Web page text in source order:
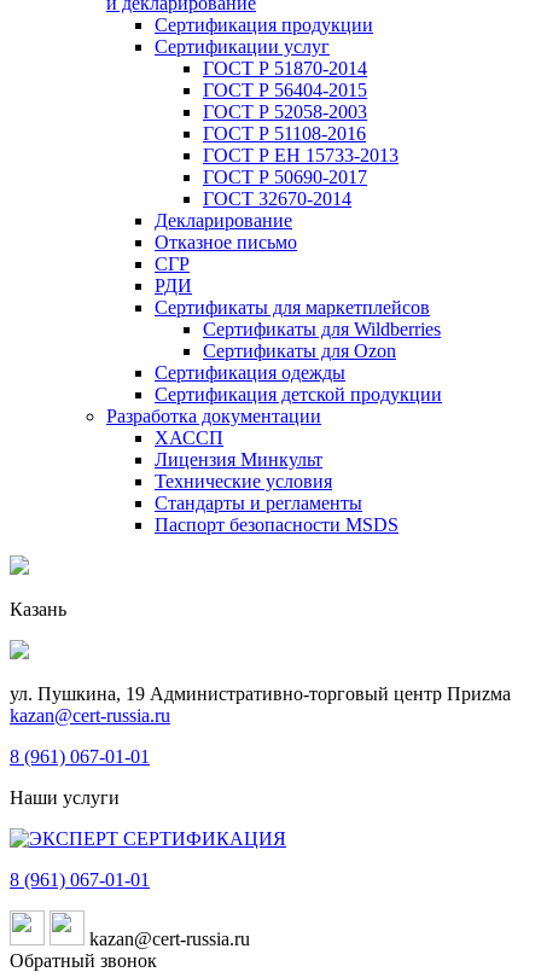
Сертификация продукции
Сертификации услуг
ГОСТ Р 51870-2014
ГОСТ Р 56404-2015
ГОСТ Р 52058-2003
ГОСТ Р 51108-2016
ГОСТ Р ЕН 15733-2013
ГОСТ Р 50690-2017
ГОСТ 32670-2014
Декларирование
Отказное письмо
СГР
РДИ
Сертификаты для маркетплейсов
Сертификаты для Wildberries
Сертификаты для Ozon
Сертификация одежды
Сертификация детской продукции
Разработка документации
ХАССП
Лицензия Минкульт
Технические условия
Стандарты и регламенты
Паспорт безопасности MSDS
Казань
ул. Пушкина, 19 Административно-торговый центр Приzма
kazan@cert-russia.ru
8 (961) 067-01-01
Наши услуги
8 (961) 067-01-01
kazan@cert-russia.ru
Обратный звонок